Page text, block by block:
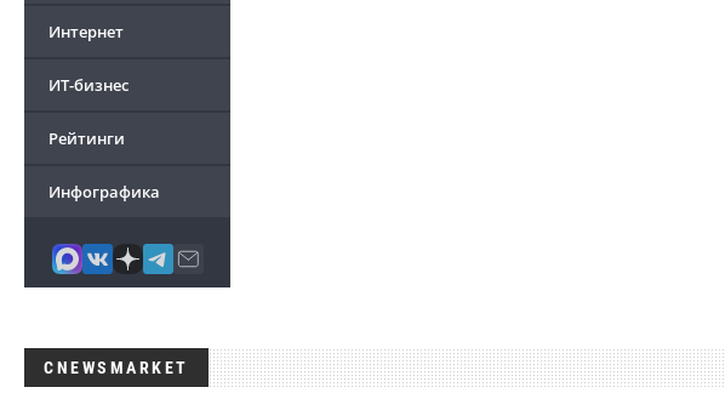
Интернет
ИТ-бизнес
Рейтинги
Инфографика
CNEWSMARKET